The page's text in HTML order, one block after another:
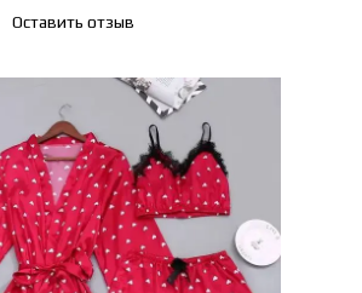
Оставить отзыв